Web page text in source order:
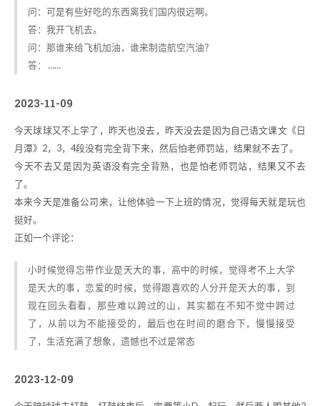
问：可是有些好吃的东西离我们国内很远啊。
答：我开飞机去。
问：那谁来给飞机加油，谁来制造航空汽油？
答： ……
2023-11-09
今天球球又不上学了，昨天也没去，昨天没去是因为自己语文课文《日
月潭》2，3，4段没有完全背下来，然后怕老师罚站，结果就不去了。
今天不去又是因为英语没有完全背熟，也是怕老师罚站，结果又不去
了。
本来今天是准备公司来，让他体验一下上班的情况，觉得每天就是玩也
挺好。
正如一个评论：
小时候觉得忘带作业是天大的事，高中的时候，觉得考不上大学
是天大的事，恋爱的时候，觉得跟喜欢的人分开是天大的事，到
现在回头看看，那些难以跨过的山，其实都在不知不觉中跨过
了，从前以为不能接受的，最后也在时间的磨合下，慢慢接受
了，生活充满了想象，遗憾也不过是常态
2023-12-09